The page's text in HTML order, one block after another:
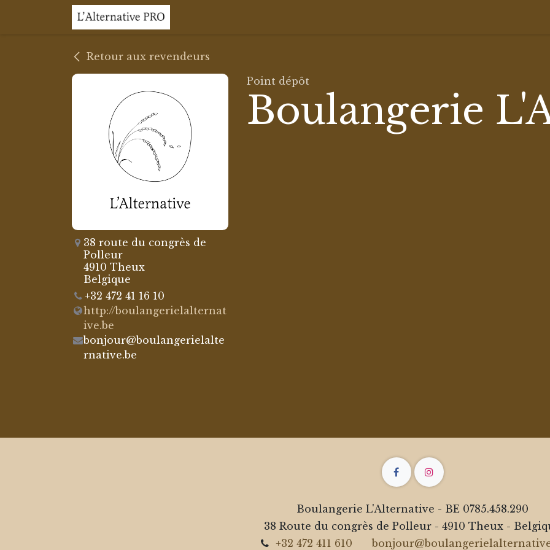
Se rendre au contenu
Retour aux revendeurs
38 route du congrès de
Polleur
4910 Theux
Belgique
+32 472 41 16 10
http://boulangerielalternat
ive.be
bonjour@boulangerielalte
rnative.be
Point dépôt
Boulangerie
Boulangerie L'Alternative - BE 0785.458.290
38 Route du congrès de Polleur - 4910 Theux -
+32 472 411 610